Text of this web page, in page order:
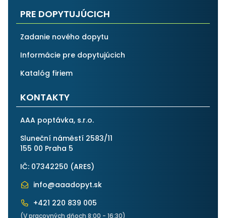
PRE DOPYTUJÚCICH
Zadanie nového dopytu
Informácie pre dopytujúcich
Katalóg firiem
KONTAKTY
AAA poptávka, s.r.o.
Sluneční náměstí 2583/11
155 00 Praha 5
IČ: 07342250 (ARES)
info@aaadopyt.sk
+421 220 839 005
(V pracovných dňoch 8:00 - 16:30)